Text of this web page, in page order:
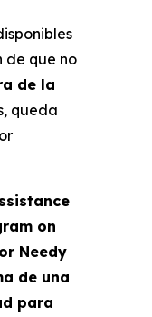
de que no
de la
queda
on
Needy
de una
para